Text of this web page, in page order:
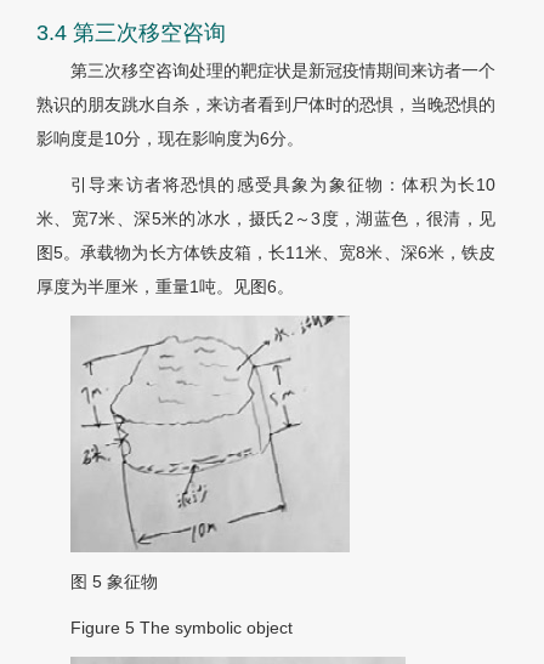
3.4 第三次移空咨询
第三次移空咨询处理的靶症状是新冠疫情期间来访者一个
熟识的朋友跳水自杀，来访者看到尸体时的恐惧，当晚恐惧的
影响度是10分，现在影响度为6分。
引导来访者将恐惧的感受具象为象征物：体积为长10
米、宽7米、深5米的冰水，摄氏2～3度，湖蓝色，很清，见
图5。承载物为长方体铁皮箱，长11米、宽8米、深6米，铁皮
厚度为半厘米，重量1吨。见图6。
图 5 象征物
Figure 5 The symbolic object